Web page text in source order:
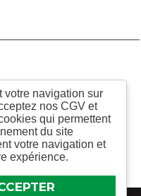
votre navigation sur
nos CGV et
qui permettent
du site
votre navigation et
expérience.